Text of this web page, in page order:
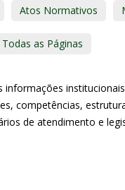
Atos Normativos
Todas as Páginas
informações
competências,
de atendimento e